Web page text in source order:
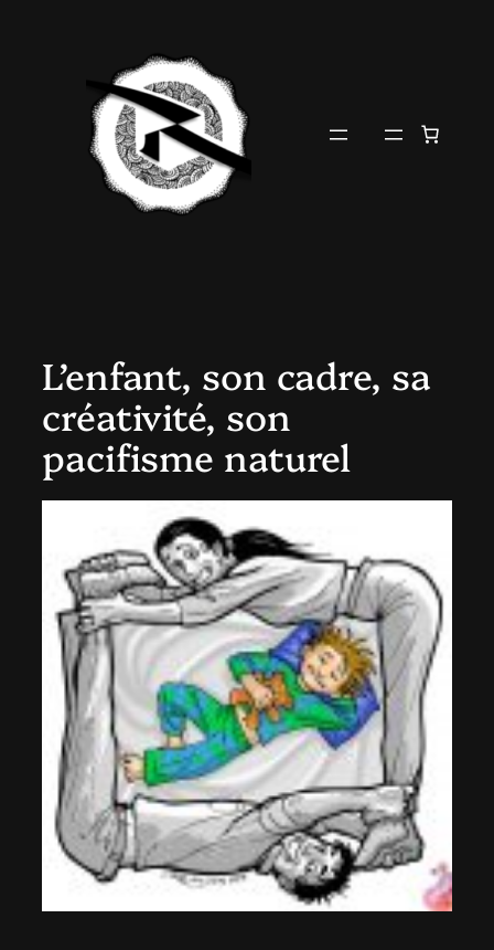
L’enfant, son cadre, sa
créativité, son
pacifisme naturel